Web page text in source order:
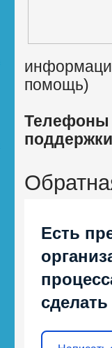
помощь)
Телефоны
поддержки
Есть